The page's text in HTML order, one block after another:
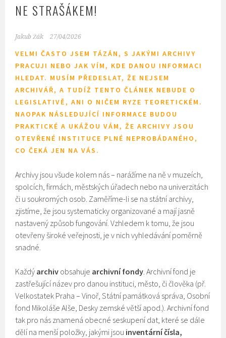
NE STRAŠÁKEM!
Jakub Žák 27/04/2026
VELMI ČASTO JSEM TÁZÁN, S JAKÝMI ARCHIVY
PRACUJI NEBO JAK VÍM, KDE DANOU INFORMACI
HLEDAT. MUSÍM PŘEDESLAT, ŽE NEJSEM
ARCHIVÁŘ, A TUDÍŽ TENTO ČLÁNEK NEBUDE O
LEGISLATIVĚ, ANI O NIČEM RYZE TEORETICKÉM.
NAOPAK NÁSLEDUJÍCÍ INFORMACE BUDOU
PRAKTICKÉ A UKÁŽOU VÁM, ŽE ARCHIVY JSOU
OTEVŘENÉ INSTITUCE PLNÉ NEPROBÁDANÉHO,
CO ČEKÁ JEN NA VÁS.
Archivy jsou všude kolem nás – narážíme na ně v muzeích,
spolcích, firmách, městských úřadech nebo na univerzitách
či u soukromých osob. Zaměříme-li se na státní archivy,
zjistíme, že jsou systematicky organizované a mají jasně
nastavený způsob fungování. Vzhledem k tomu, že jsou
otevřeny široké veřejnosti, je v nich vyhledávání poměrně
snadné.
Každý archiv obsahuje archivní fondy. Archivní fond je
zastřešující název pro danou instituci, město, či člověka (př.
Velkostatek Praha – Vinoř, Státní památková správa, Osobní
fond Mikoláše Alše, Desky zemské větší apod.). Archivní fond
tak pro nás znamená obecné seskupení dat, které se dále
dělí na menší položky, jakými jsou inventární čísla,